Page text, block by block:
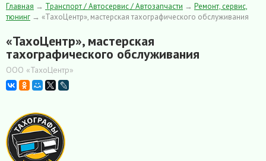
Главная → Транспорт / Автосервис / Автозапчасти → Ремонт, сервис,
тюнинг → «ТахоЦентр», мастерская тахографического обслуживания
«ТахоЦентр», мастерская
тахографического обслуживания
ООО «ТахоЦентр»